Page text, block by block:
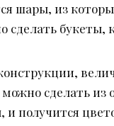
шары, из
сделать букеты,
можно сделать
и получится